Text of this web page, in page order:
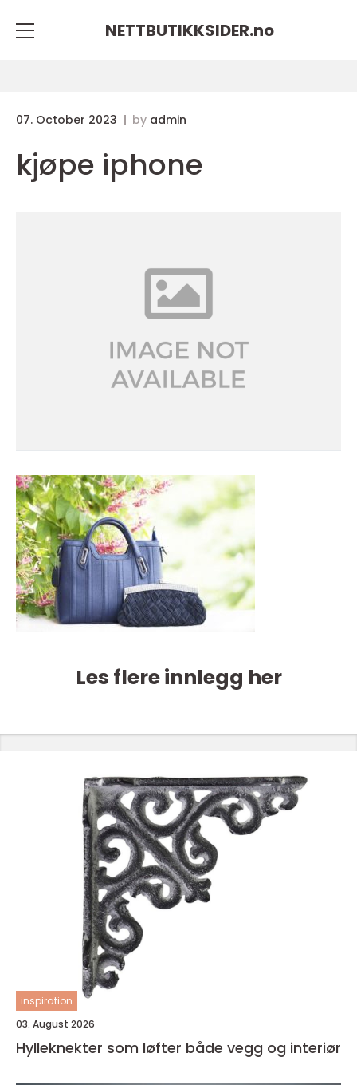
NETTBUTIKKSIDER.no
07. October 2023 by admin
kjøpe iphone
Les flere innlegg her
inspiration
03. August 2026
Hylleknekter som løfter både vegg og interiør